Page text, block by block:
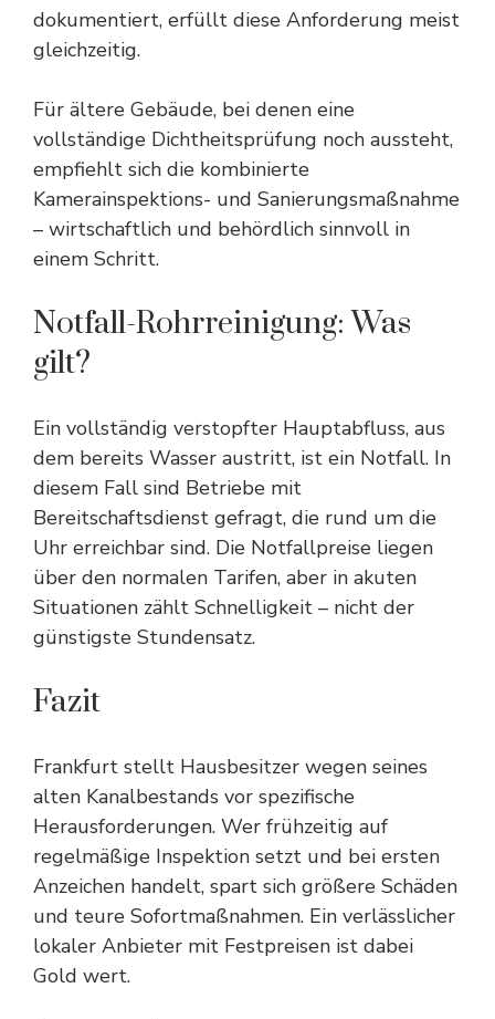
dokumentiert, erfüllt diese Anforderung meist
gleichzeitig.
Für ältere Gebäude, bei denen eine
vollständige Dichtheitsprüfung noch aussteht,
empfiehlt sich die kombinierte
Kamerainspektions- und Sanierungsmaßnahme
– wirtschaftlich und behördlich sinnvoll in
einem Schritt.
Notfall-Rohrreinigung: Was
gilt?
Ein vollständig verstopfter Hauptabfluss, aus
dem bereits Wasser austritt, ist ein Notfall. In
diesem Fall sind Betriebe mit
Bereitschaftsdienst gefragt, die rund um die
Uhr erreichbar sind. Die Notfallpreise liegen
über den normalen Tarifen, aber in akuten
Situationen zählt Schnelligkeit – nicht der
günstigste Stundensatz.
Fazit
Frankfurt stellt Hausbesitzer wegen seines
alten Kanalbestands vor spezifische
Herausforderungen. Wer frühzeitig auf
regelmäßige Inspektion setzt und bei ersten
Anzeichen handelt, spart sich größere Schäden
und teure Sofortmaßnahmen. Ein verlässlicher
lokaler Anbieter mit Festpreisen ist dabei
Gold wert.